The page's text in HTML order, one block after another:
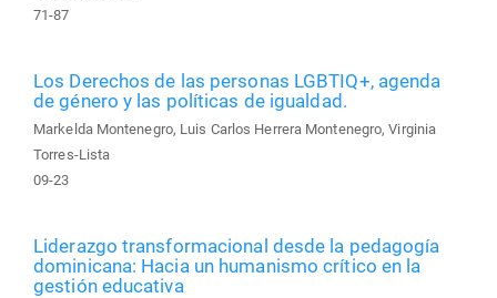
71-87
Los Derechos de las personas LGBTIQ+, agenda
de género y las políticas de igualdad.
Markelda Montenegro, Luis Carlos Herrera Montenegro, Virginia
Torres-Lista
09-23
Liderazgo transformacional desde la pedagogía
dominicana: Hacia un humanismo crítico en la
gestión educativa